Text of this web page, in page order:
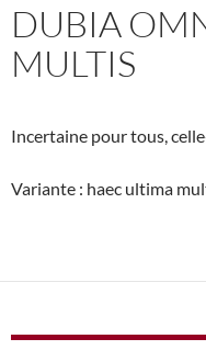
DUBIA
MULTIS
Incertaine pour tous,
Variante : haec ultima